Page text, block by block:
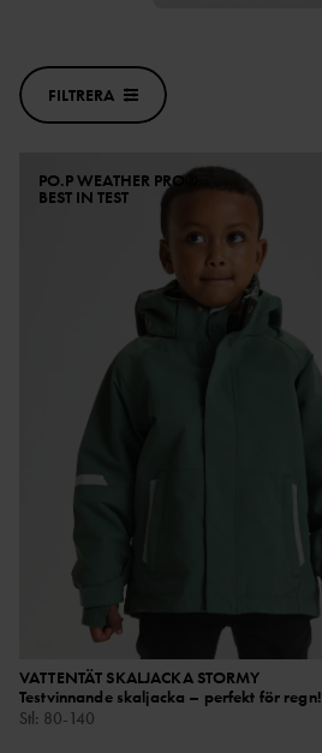
FILTRERA
PO.P WEATHER PRO®
BEST IN TEST
VATTENTÄT SKALJACKA STORMY
Testvinnande skaljacka – perfekt för regn!
Stl: 80-140